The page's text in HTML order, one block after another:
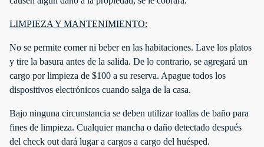
LIMPIEZA Y MANTENIMIENTO:
No se permite comer ni beber en las habitaciones. Lave los platos
y tire la basura antes de la salida. De lo contrario, se agregará un
cargo por limpieza de $100 a su reserva. Apague todos los
dispositivos electrónicos cuando salga de la casa.
Bajo ninguna circunstancia se deben utilizar toallas de baño para
fines de limpieza. Cualquier mancha o daño detectado después
del check out dará lugar a cargos a cargo del huésped.